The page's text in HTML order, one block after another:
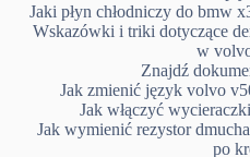
Jaki płyn chłodniczy do bmw
Wskazówki i triki dotyczące
w
Znajdź
Jak zmienić język volvo
Jak włączyć
Jak wymienić rezystor
po